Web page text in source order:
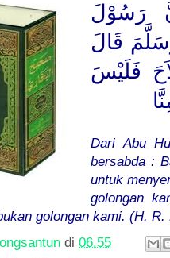
رَسُوْلَ
قَالَ
فَلَيْسَ
Dari Abu
bersabda :
untuk
golongan
golongan kami. (H.
di 06.55